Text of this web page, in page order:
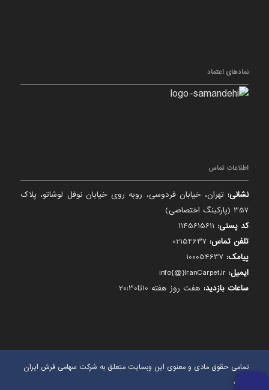
نمادهای اعتماد
اطلاعات تماس
نشانی: تهران، خیابان فردوسی، روبه روی خیابان نوفل لوشاتو، پلاک
357 (پارکینگ اختصاصی)
کد پستی:
تلفن تماس:
پیامک:
ایمیل:
ساعات بازدید: هفت روز هفته 10تا20:30
تمامی حقوق مادی و معنوی این وبسایت متعلق به شرکت سهامی فرش ایران
است